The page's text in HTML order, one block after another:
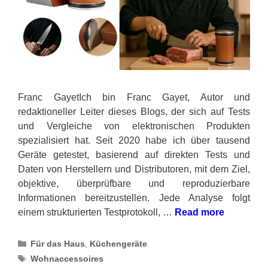
Franc GayetIch bin Franc Gayet, Autor und
redaktioneller Leiter dieses Blogs, der sich auf Tests
und Vergleiche von elektronischen Produkten
spezialisiert hat. Seit 2020 habe ich über tausend
Geräte getestet, basierend auf direkten Tests und
Daten von Herstellern und Distributoren, mit dem Ziel,
objektive, überprüfbare und reproduzierbare
Informationen bereitzustellen. Jede Analyse folgt
einem strukturierten Testprotokoll, … Read more
Categories
Für das Haus
Küchengeräte
Tags
Wohnaccessoires